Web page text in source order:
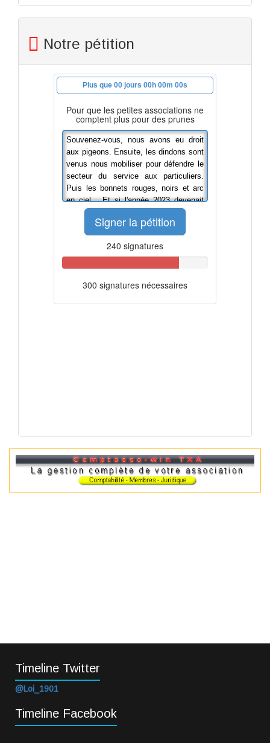
Notre pétition
Timeline Twitter
@Loi_1901
Timeline Facebook